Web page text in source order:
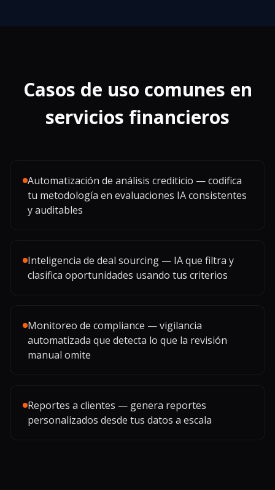
Casos de uso comunes en
servicios financieros
Automatización de análisis crediticio — codifica
tu metodología en evaluaciones IA consistentes
y auditables
Inteligencia de deal sourcing — IA que filtra y
clasifica oportunidades usando tus criterios
Monitoreo de compliance — vigilancia
automatizada que detecta lo que la revisión
manual omite
Reportes a clientes — genera reportes
personalizados desde tus datos a escala